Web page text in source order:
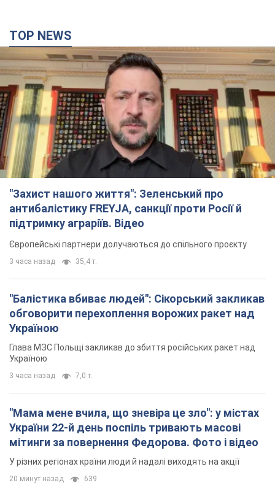
TOP NEWS
"Захист нашого життя": Зеленський про
антибалістику FREYJA, санкції проти Росії й
підтримку аграріїв. Відео
Європейські партнери долучаються до спільного проєкту
3 часа назад 35,4 т.
"Балістика вбиває людей": Сікорський закликав
обговорити перехоплення ворожих ракет над
Україною
Глава МЗС Польщі закликав до збиття російських ракет над
Україною
3 часа назад 7,0 т.
"Мама мене вчила, що зневіра це зло": у містах
України 22-й день поспіль тривають масові
мітинги за повернення Федорова. Фото і відео
У різних регіонах країни люди й надалі виходять на акції
20 минут назад 639